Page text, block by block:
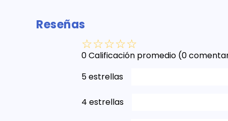
Reseñas
☆☆☆☆☆
0 Calificación promedio (0
5 estrellas
4 estrellas